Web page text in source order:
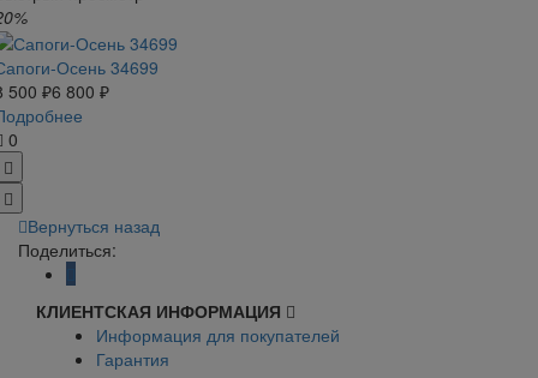
Осень 34699
500 ₽6 800 ₽
0
Вернуться назад
Поделиться:
КЛИЕНТСКАЯ ИНФОРМАЦИЯ
Информация для покупателей
Гарантия